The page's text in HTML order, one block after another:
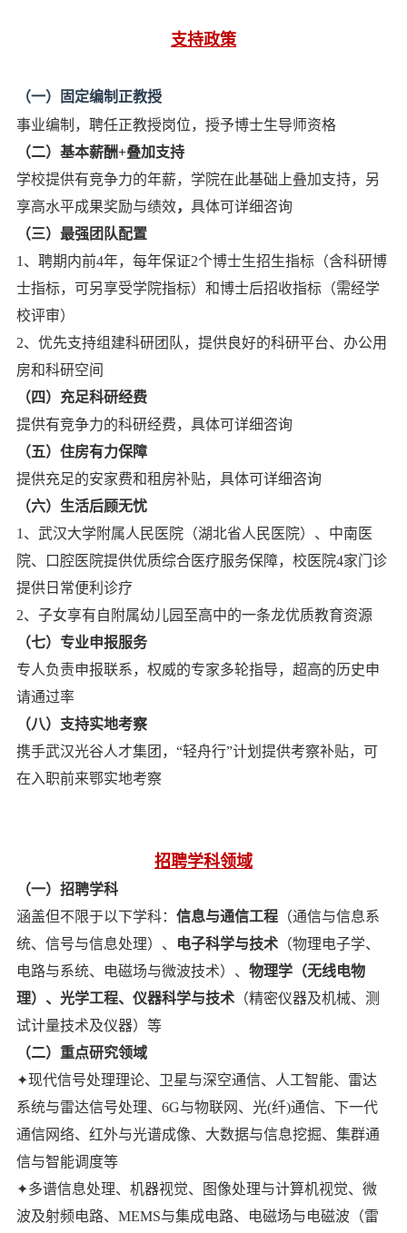
支持政策
（一）固定编制正教授
事业编制，聘任正教授岗位，授予博士生导师资格
（二）基本薪酬+叠加支持
学校提供有竞争力的年薪，学院在此基础上叠加支持，另
享高水平成果奖励与绩效， 具体可详细咨询
（三） 最强团队配置
1、聘期内前4年，每年保证2个博士生招生指标（含科研博
士指标，可另享受学院指标）和博士后招收指标（需经学
校评审）
2、优先支持组建科研团队，提供良好的科研平台、办公用
房和科研空间
（四）充足科研经费
提供有竞争力的科研经费，具体可详细咨询
（五）住房有力保障
提供充足的安家费和租房补贴，具体可详细咨询
（六）生活后顾无忧
1、武汉大学附属人民医院（湖北省人民医院）、中南医
院、口腔医院提供优质综合医疗服务保障，校医院4家门诊
提供日常便利诊疗
2、子女享有自附属幼儿园至高中的一条龙优质教育资源
（七）专业申报服务
专人负责申报联系，权威的专家多轮指导，超高的历史申
请通过率
（八）支持实地考察
携手武汉光谷人才集团，“轻舟行”计划提供考察补贴，可
在入职前来鄂实地考察
招聘学科领域
（一）招聘学科
涵盖但不限于以下学科： 信息与通信工程（通信与信息系
统、信号与信息处理）、
电子科学与技术（物理电子学、
电路与系统、电磁场与微波技术）、 物理学（无线电物
理）、光学工程、仪器科学与技术（精密仪器及机械、测
试计量技术及仪器）等
（二）重点研究领域
✦现代信号处理理论、卫星与深空通信、人工智能、雷达
系统与雷达信号处理、6G与物联网、光(纤)通信、下一代
通信网络、红外与光谱成像、大数据与信息挖掘、集群通
信与智能调度等
✦多谱信息处理、机器视觉、图像处理与计算机视觉、微
波及射频电路、MEMS与集成电路、电磁场与电磁波（雷